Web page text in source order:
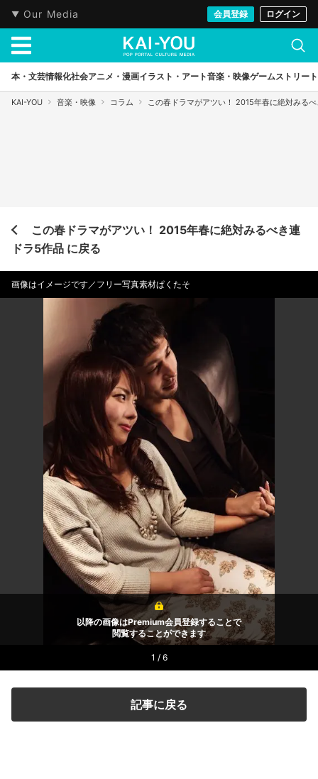
Our Media 会員登録 ログイン
本・文芸情報化社会アニメ・漫画イラスト・アート音楽・映像ゲームストリート
KAI-YOU 音楽・映像 コラム この春ドラマがアツい！ 2015年春に絶対みる
この春ドラマがアツい！ 2015年春に絶対みるべき連
ドラ5作品 に戻る
画像はイメージです／フリー写真素材ぱくたそ
以降の画像はPremium会員登録することで
閲覧することができます
1 / 6
記事に戻る